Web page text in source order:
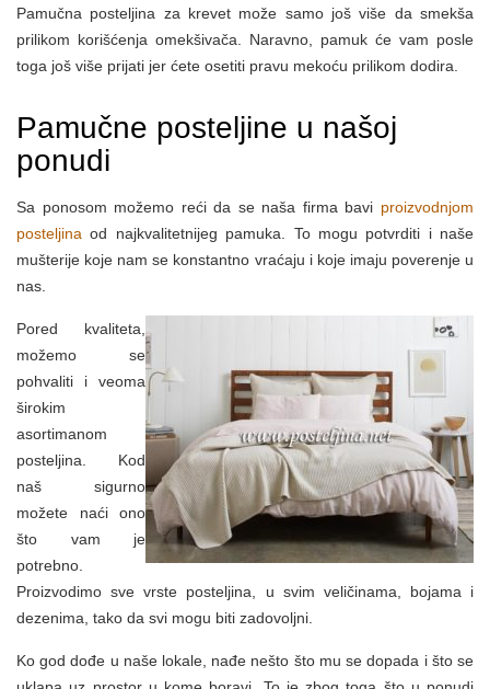
Pamučna posteljina za krevet može samo još više da smekša
prilikom korišćenja omekšivača. Naravno, pamuk će vam posle
toga još više prijati jer ćete osetiti pravu mekoću prilikom dodira.
Pamučne posteljine u našoj
ponudi
Sa ponosom možemo reći da se naša firma bavi proizvodnjom
posteljina od najkvalitetnijeg pamuka. To mogu potvrditi i naše
mušterije koje nam se konstantno vraćaju i koje imaju poverenje u
nas.
Pored kvaliteta,
možemo se
pohvaliti i veoma
širokim
asortimanom
posteljina. Kod
naš sigurno
možete naći ono
što vam je
potrebno.
Proizvodimo sve vrste posteljina, u svim veličinama, bojama i
dezenima, tako da svi mogu biti zadovoljni.
Ko god dođe u naše lokale, nađe nešto što mu se dopada i što se